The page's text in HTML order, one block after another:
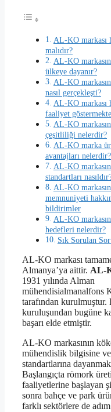
AL-KO markası
malıdır?
AL-KO
ülkeye dayanır?
AL-KO
nasıl gerçekleşti?
AL-KO markası
faaliyet
AL-KO
çeşitliliği nelerdir?
AL-KO marka
avantajları nelerdir?
AL-KO
standartları
AL-KO
memnuniyeti
bildirimler
AL-KO
hedefleri nelerdir?
Sık Sorulan
AL-KO markası
Almanya’ya aittir. AL-
1931 yılında Alman
mühendisialmanalfons
tarafından kurulmuştur.
kuruluşundan bugüne
başarı elde etmiştir.
AL-KO markasının
mühendislik bilgisine
standartlarına
Başlangıçta römork
faaliyetlerine başlayan
sonra bahçe ve park
farklı sektörlere de adım